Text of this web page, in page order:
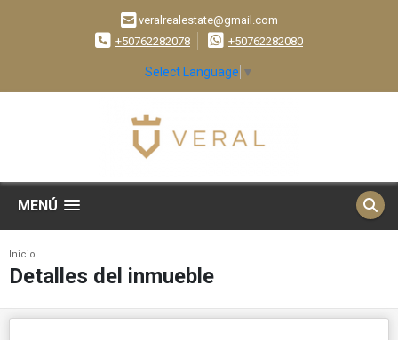
veralrealestate@gmail.com
+50762282078
+50762282080
Select Language ▼
MENÚ
Inicio
Detalles del inmueble